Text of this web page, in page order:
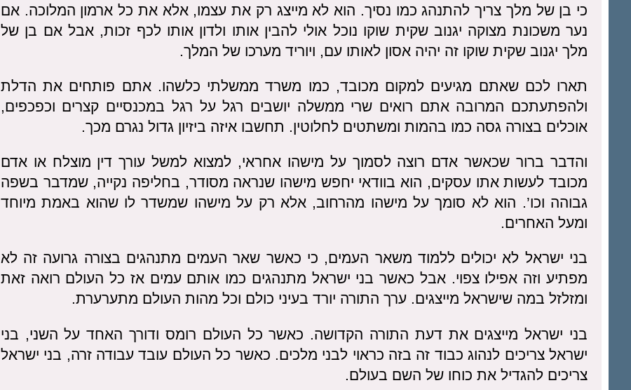
כי בן של מלך צריך להתנהג כמו נסיך. הוא לא מייצג רק את עצמו, אלא את כל ארמון המלוכה. אם
נער משכונת מצוקה יגנוב שקית שוקו נוכל אולי להבין אותו ולדון אותו לכף זכות, אבל אם בן של
מלך יגנוב שקית שוקו זה יהיה אסון לאותו עם, ויוריד מערכו של המלך.
תארו לכם שאתם מגיעים למקום מכובד, כמו משרד ממשלתי כלשהו. אתם פותחים את הדלת
ולהפתעתכם המרובה אתם רואים שרי ממשלה יושבים רגל על רגל במכנסיים קצרים וכפכפים,
אוכלים בצורה גסה כמו בהמות ומשתטים לחלוטין. תחשבו איזה ביזיון גדול נגרם מכך.
והדבר ברור שכאשר אדם רוצה לסמוך על מישהו אחראי, למצוא למשל עורך דין מוצלח או אדם
מכובד לעשות אתו עסקים, הוא בוודאי יחפש מישהו שנראה מסודר, בחליפה נקייה, שמדבר בשפה
גבוהה וכו’. הוא לא סומך על מישהו מהרחוב, אלא רק על מישהו שמשדר לו שהוא באמת מיוחד
ומעל האחרים.
בני ישראל לא יכולים ללמוד משאר העמים, כי כאשר שאר העמים מתנהגים בצורה גרועה זה לא
מפתיע וזה אפילו צפוי. אבל כאשר בני ישראל מתנהגים כמו אותם עמים אז כל העולם רואה זאת
ומזלזל במה שישראל מייצגים. ערך התורה יורד בעיני כולם וכל מהות העולם מתערערת.
בני ישראל מייצגים את דעת התורה הקדושה. כאשר כל העולם רומס ודורך האחד על השני, בני
ישראל צריכים לנהוג כבוד זה בזה כראוי לבני מלכים. כאשר כל העולם עובד עבודה זרה, בני ישראל
צריכים להגדיל את כוחו של השם בעולם.